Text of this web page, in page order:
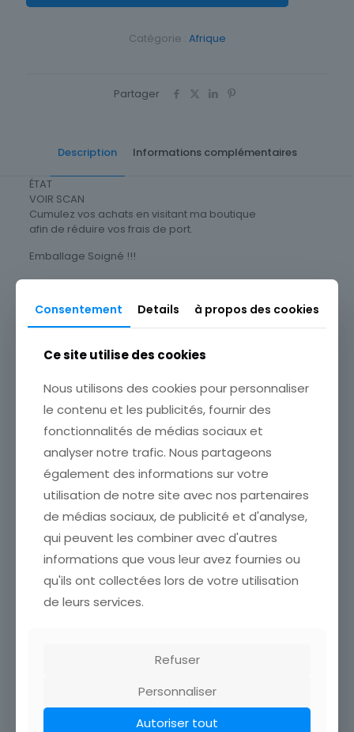
Catégorie : Afrique
Partager
Description Informations complémentaires
ÉTAT
VOIR SCAN
Cumulez vos achats en visitant ma boutique
afin de réduire vos frais de port.
Emballage Soigné !!!
Produits similaires
CPA CASABLANCA LA
BANQUE D ETAT AU MAROC
AFRIQUE
ÉTAT VOIR SCAN Cumulez
vos achats en visitant ma
boutique afin de réduire
Ajouter au panier
CARTE POSTALE AFRIQUE
CARTE POSTALE AFRIQUE
FEMME OUOLOF
Consentement Details à propos des cookies
Ce site utilise des cookies
Nous utilisons des cookies pour personnaliser
le contenu et les publicités, fournir des
fonctionnalités de médias sociaux et
analyser notre trafic. Nous partageons
également des informations sur votre
utilisation de notre site avec nos partenaires
de médias sociaux, de publicité et d'analyse,
qui peuvent les combiner avec d'autres
informations que vous leur avez fournies ou
qu'ils ont collectées lors de votre utilisation
de leurs services.
Refuser
Personnaliser
Autoriser tout